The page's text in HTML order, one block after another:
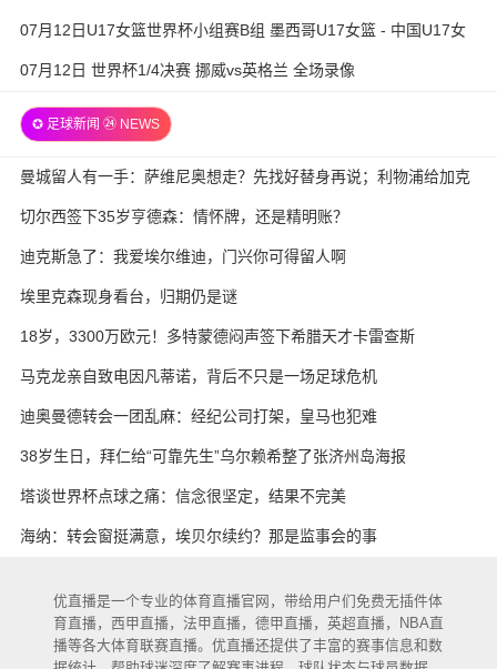
07月12日U17女篮世界杯小组赛B组 墨西哥U17女篮 - 中国U17女
篮 全场录像
07月12日 世界杯1/4决赛 挪威vs英格兰 全场录像
✪ 足球新闻 ㉔ NEWS
曼城留人有一手：萨维尼奥想走？先找好替身再说；利物浦给加克
波标价，超过一个亿
切尔西签下35岁亨德森：情怀牌，还是精明账？
迪克斯急了：我爱埃尔维迪，门兴你可得留人啊
埃里克森现身看台，归期仍是谜
18岁，3300万欧元！多特蒙德闷声签下希腊天才卡雷查斯
马克龙亲自致电因凡蒂诺，背后不只是一场足球危机
迪奥曼德转会一团乱麻：经纪公司打架，皇马也犯难
38岁生日，拜仁给“可靠先生”乌尔赖希整了张济州岛海报
塔谈世界杯点球之痛：信念很坚定，结果不完美
海纳：转会窗挺满意，埃贝尔续约？那是监事会的事
优直播是一个专业的体育直播官网，带给用户们免费无插件体
育直播，西甲直播，法甲直播，德甲直播，英超直播，NBA直
播等各大体育联赛直播。优直播还提供了丰富的赛事信息和数